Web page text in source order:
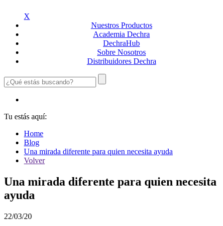
X
Nuestros Productos
Academia Dechra
DechraHub
Sobre Nosotros
Distribuidores Dechra
Tu estás aquí:
Home
Blog
Una mirada diferente para quien necesita ayuda
Volver
Una mirada diferente para quien necesita
ayuda
22/03/20